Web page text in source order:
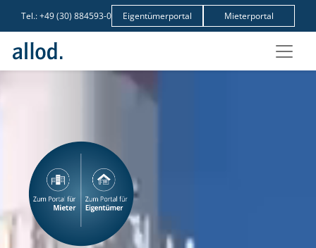
Tel.:+49 (30) 884593-0 Eigentümerportal Mieterportal